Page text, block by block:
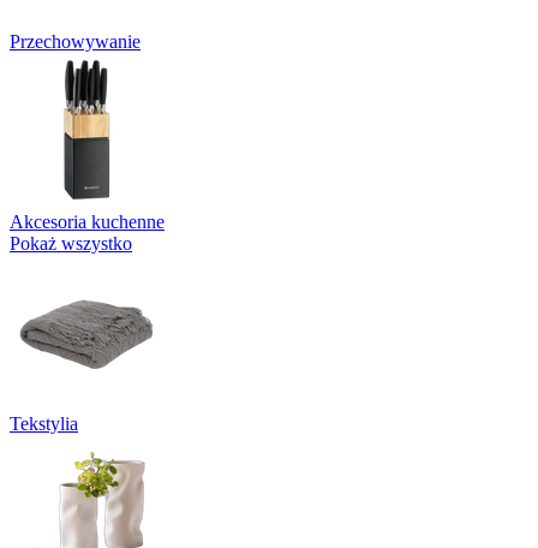
Przechowywanie
Akcesoria kuchenne
Pokaż wszystko
Tekstylia